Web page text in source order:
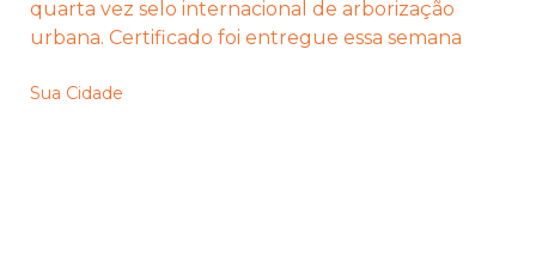
quarta vez selo internacional de arborização
urbana. Certificado foi entregue essa semana
Sua Cidade